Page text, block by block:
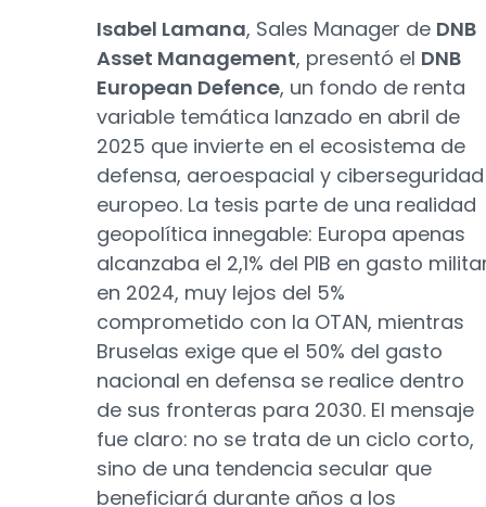
Isabel Lamana, Sales Manager de DNB
Asset Management, presentó el DNB
European Defence, un fondo de renta
variable temática lanzado en abril de
2025 que invierte en el ecosistema de
defensa, aeroespacial y ciberseguridad
europeo. La tesis parte de una realidad
geopolítica innegable: Europa apenas
alcanzaba el 2,1% del PIB en gasto
en 2024, muy lejos del 5%
comprometido con la OTAN, mientras
Bruselas exige que el 50% del gasto
nacional en defensa se realice dentro
de sus fronteras para 2030. El mensaje
fue claro: no se trata de un ciclo corto,
sino de una tendencia secular que
beneficiará durante años a los